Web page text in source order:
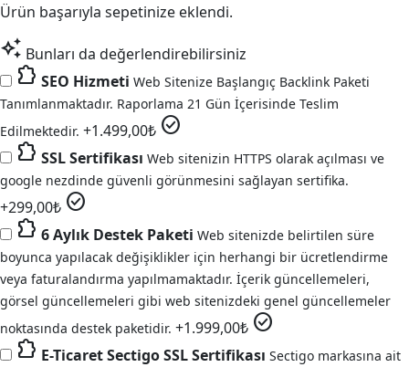
Ürün başarıyla sepetinize eklendi.
auto_awesome Bunları da değerlendirebilirsiniz
extension SEO Hizmeti Web Sitenize Başlangıç Backlink Paketi
Tanımlanmaktadır. Raporlama 21 Gün İçerisinde Teslim
Edilmektedir. +1.499,00₺ check_circle
extension SSL Sertifikası Web sitenizin HTTPS olarak açılması ve
google nezdinde güvenli görünmesini sağlayan sertifika.
+299,00₺ check_circle
extension 6 Aylık Destek Paketi Web sitenizde belirtilen süre
boyunca yapılacak değişiklikler için herhangi bir ücretlendirme
veya faturalandırma yapılmamaktadır. İçerik güncellemeleri,
görsel güncellemeleri gibi web sitenizdeki genel güncellemeler
noktasında destek paketidir. +1.999,00₺ check_circle
extension E-Ticaret Sectigo SSL Sertifikası Sectigo markasına ait